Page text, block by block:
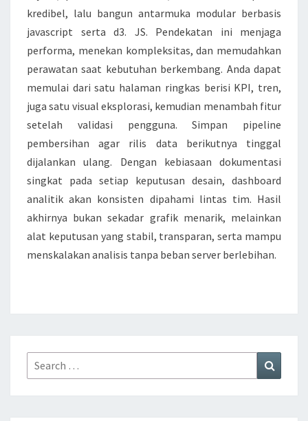
kredibel, lalu bangun antarmuka modular berbasis
javascript serta d3. JS. Pendekatan ini menjaga
performa, menekan kompleksitas, dan memudahkan
perawatan saat kebutuhan berkembang. Anda dapat
memulai dari satu halaman ringkas berisi KPI, tren,
juga satu visual eksplorasi, kemudian menambah fitur
setelah validasi pengguna. Simpan pipeline
pembersihan agar rilis data berikutnya tinggal
dijalankan ulang. Dengan kebiasaan dokumentasi
singkat pada setiap keputusan desain, dashboard
analitik akan konsisten dipahami lintas tim. Hasil
akhirnya bukan sekadar grafik menarik, melainkan
alat keputusan yang stabil, transparan, serta mampu
menskalakan analisis tanpa beban server berlebihan.
Search
for: